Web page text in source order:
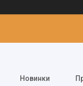
Новинки